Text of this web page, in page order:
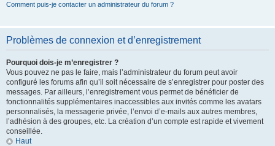
Comment puis-je contacter un administrateur du forum ?
Problèmes de connexion et d’enregistrement
Pourquoi dois-je m’enregistrer ?
Vous pouvez ne pas le faire, mais l’administrateur du forum peut avoir
configuré les forums afin qu’il soit nécessaire de s’enregistrer pour poster des
messages. Par ailleurs, l’enregistrement vous permet de bénéficier de
fonctionnalités supplémentaires inaccessibles aux invités comme les avatars
personnalisés, la messagerie privée, l’envoi d’e-mails aux autres membres,
l’adhésion à des groupes, etc. La création d’un compte est rapide et vivement
conseillée.
Haut